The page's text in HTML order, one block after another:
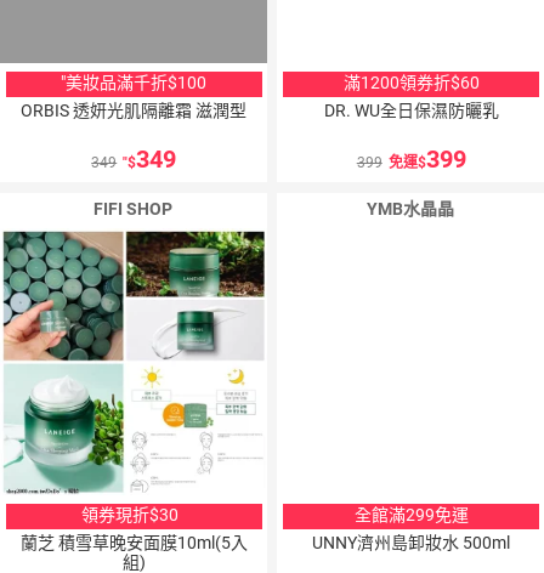
"美妝品滿千折$100
ORBIS 透妍光肌隔離霜 滋潤型
349 " 349
滿1200領券折$60
DR. WU全日保濕防曬乳
399 免運 399
FIFI SHOP
領券現折$30
蘭芝 積雪草晚安面膜10ml(5入
組)
YMB水晶晶
全館滿299免運
UNNY濟州島卸妝水 500ml